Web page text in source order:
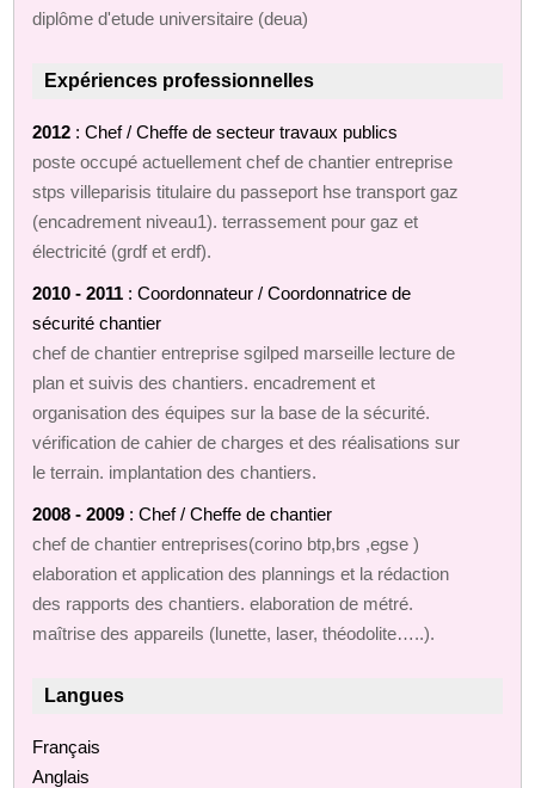
diplôme d'etude universitaire (deua)
Expériences professionnelles
2012 : Chef / Cheffe de secteur travaux publics
poste occupé actuellement chef de chantier entreprise
stps villeparisis titulaire du passeport hse transport gaz
(encadrement niveau1). terrassement pour gaz et
électricité (grdf et erdf).
2010 - 2011 : Coordonnateur / Coordonnatrice de
sécurité chantier
chef de chantier entreprise sgilped marseille lecture de
plan et suivis des chantiers. encadrement et
organisation des équipes sur la base de la sécurité.
vérification de cahier de charges et des réalisations sur
le terrain. implantation des chantiers.
2008 - 2009 : Chef / Cheffe de chantier
chef de chantier entreprises(corino btp,brs ,egse )
elaboration et application des plannings et la rédaction
des rapports des chantiers. elaboration de métré.
maîtrise des appareils (lunette, laser, théodolite…..).
Langues
Français
Anglais